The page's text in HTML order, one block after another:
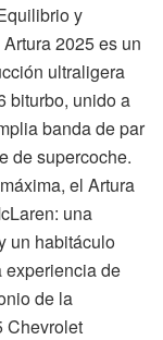
y
2025 es un
ultraligera
biturbo, unido a
banda de par
de supercoche.
el Artura
una
un habitáculo
experiencia de
de la
Chevrolet